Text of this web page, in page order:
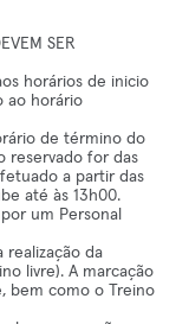
SER
horários de inicio
ao horário
de término do
reservado for das
a partir das
até às 13h00.
um Personal
da
livre). A marcação
bem como o Treino